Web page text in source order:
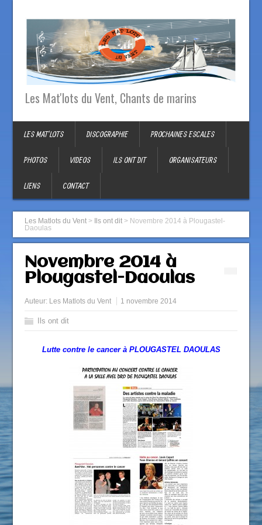
Les Mat'lots du Vent, Chants de marins
LES MAT’LOTS DISCOGRAPHIE PROCHAINES ESCALES
PHOTOS VIDEOS ILS ONT DIT ORGANISATEURS
LIENS CONTACT
Les Matlots du Vent > Ils ont dit > Novembre 2014 à Plougastel-
Daoulas
Novembre 2014 à
Plougastel-Daoulas
Auteur: Les Matlots du Vent 1 novembre 2014
Ils ont dit
Lutte contre le cancer à PLOUGASTEL DAOULAS